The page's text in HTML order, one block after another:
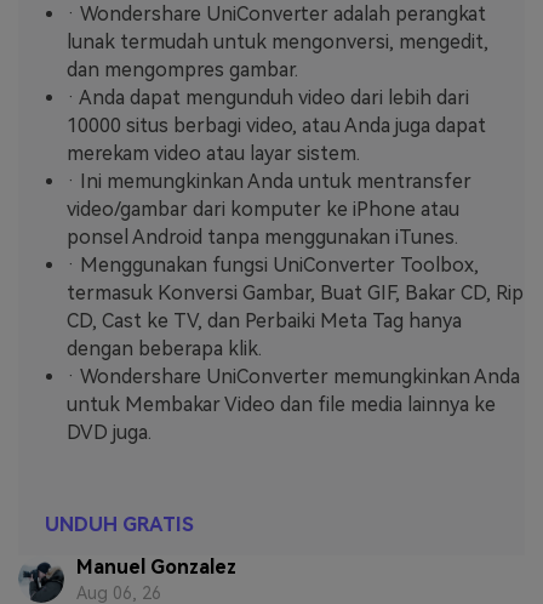
· Wondershare UniConverter adalah perangkat
lunak termudah untuk mengonversi, mengedit,
dan mengompres gambar.
· Anda dapat mengunduh video dari lebih dari
10000 situs berbagi video, atau Anda juga dapat
merekam video atau layar sistem.
· Ini memungkinkan Anda untuk mentransfer
video/gambar dari komputer ke iPhone atau
ponsel Android tanpa menggunakan iTunes.
· Menggunakan fungsi UniConverter Toolbox,
termasuk Konversi Gambar, Buat GIF, Bakar CD, Rip
CD, Cast ke TV, dan Perbaiki Meta Tag hanya
dengan beberapa klik.
· Wondershare UniConverter memungkinkan Anda
untuk Membakar Video dan file media lainnya ke
DVD juga.
UNDUH GRATIS
Manuel Gonzalez
Aug 06, 26